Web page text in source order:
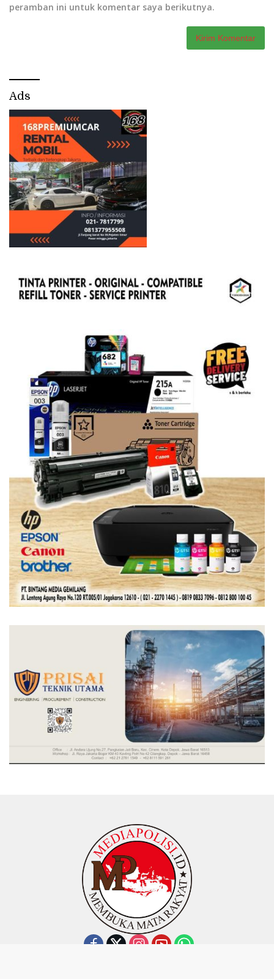
peramban ini untuk komentar saya berikutnya.
Ads